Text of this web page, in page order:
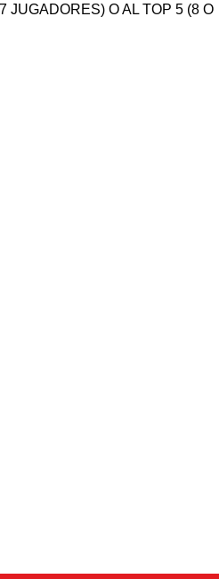
JUGADORES) O AL TOP 5 (8 O